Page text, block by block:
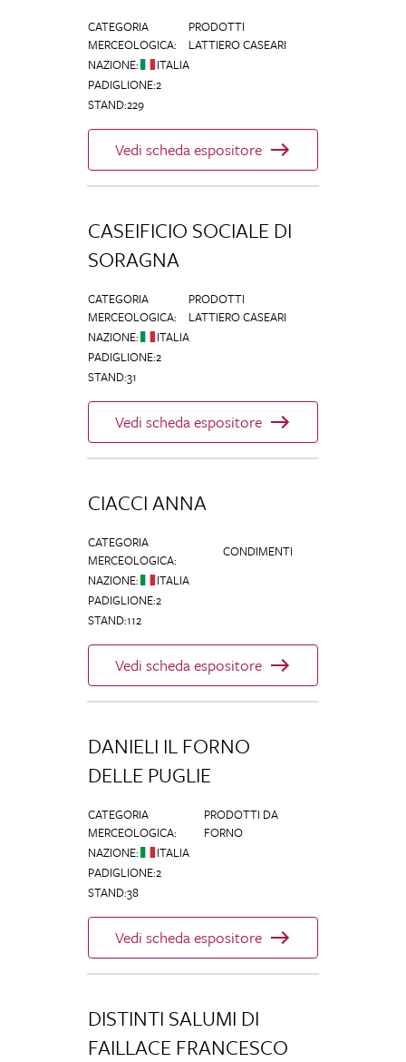
CATEGORIA
MERCEOLOGICA:
PRODOTTI
LATTIERO CASEARI
NAZIONE:
ITALIA
PADIGLIONE:2
STAND:229
Vedi scheda espositore
CASEIFICIO SOCIALE DI
SORAGNA
CATEGORIA
MERCEOLOGICA:
PRODOTTI
LATTIERO CASEARI
NAZIONE:
ITALIA
PADIGLIONE:2
STAND:31
Vedi scheda espositore
CIACCI ANNA
CATEGORIA
MERCEOLOGICA:
CONDIMENTI
NAZIONE:
ITALIA
PADIGLIONE:2
STAND:112
Vedi scheda espositore
DANIELI IL FORNO
DELLE PUGLIE
CATEGORIA
MERCEOLOGICA:
PRODOTTI DA
FORNO
NAZIONE:
ITALIA
PADIGLIONE:2
STAND:38
Vedi scheda espositore
DISTINTI SALUMI DI
FAILLACE FRANCESCO